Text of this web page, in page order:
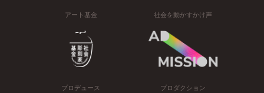
アート基金 社会を動かすかけ声
プロデュース プロダクション